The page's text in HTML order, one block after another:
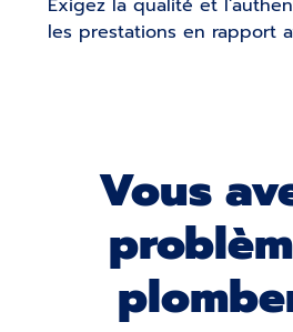
Exigez la qualité et
les prestations en rapport
Vous